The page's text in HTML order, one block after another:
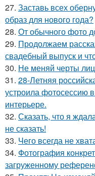
27. Заставь всех
образ для нового года?
28. От обычного фото
29. Продолжаем
свадебный выпуск и
30. Не меняй черты
31. 28-Летняя
устроила фотосессию
интерьере.
32. Сказать, что я
не сказать!
33. Чего всегда не
34. Фотография
загруженному